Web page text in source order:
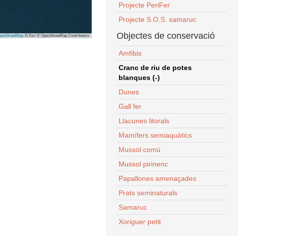
, © Esri © OpenStreetMap Contributors
Projecte PeriFer
Projecte S.O.S. samaruc
Objectes de conservació
Amfibis
Cranc de riu de potes
blanques (-)
Dunes
Gall fer
Llacunes litorals
Mamífers semiaquàtics
Mussol comú
Mussol pirinenc
Papallones amenaçades
Prats seminaturals
Samaruc
Xoriguer petit